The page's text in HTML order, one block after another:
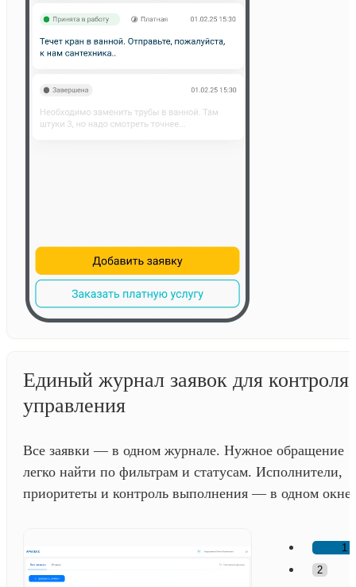
Единый журнал заявок для контроля
управления
Все заявки — в одном журнале. Нужное обращение
легко найти по фильтрам и статусам. Исполнители,
приоритеты и контроль выполнения — в одном окне.
1
2